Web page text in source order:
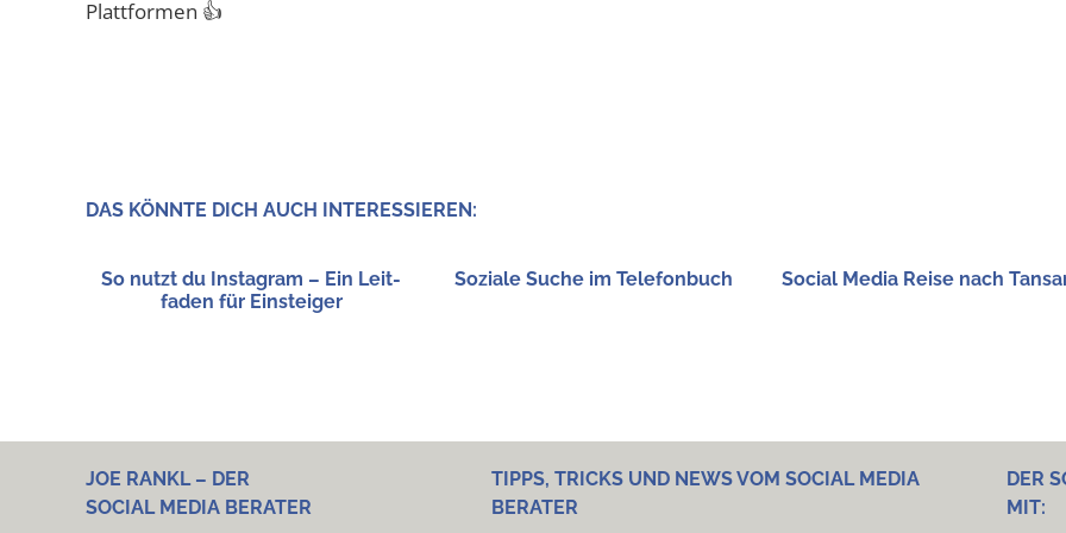
Plattformen 👍
DAS KÖNN­TE DICH AUCH INTERESSIEREN:
So nutzt du Insta­gram – Ein Leit­
fa­den für Einsteiger
Sozia­le Suche im Telefonbuch Social Media Rei­se nach
JOE RANKL – DER
SOCIAL MEDIA BERATER
TIPPS, TRICKS UND NEWS VOM SOCIAL MEDIA
BERATER
DER
MIT: